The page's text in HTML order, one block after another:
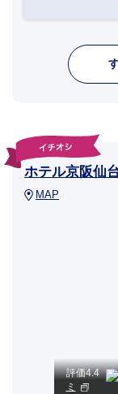
ホテル京阪仙
MAP
評価4.4
ミ